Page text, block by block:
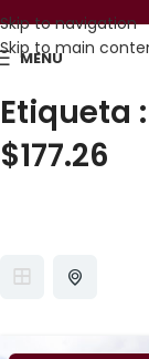
Skip to navigation
Skip to main
MENU
Etiqueta :
$177.26